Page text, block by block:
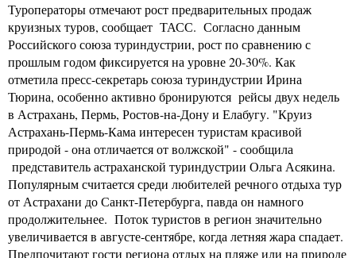
Туроператоры отмечают рост предварительных продаж
круизных туров, сообщает ТАСС. Согласно данным
Российского союза туриндустрии, рост по сравнению с
прошлым годом фиксируется на уровне 20-30%. Как
отметила пресс-секретарь союза туриндустрии Ирина
Тюрина, особенно активно бронируются рейсы двух недель
в Астрахань, Пермь, Ростов-на-Дону и Елабугу. "Круиз
Астрахань-Пермь-Кама интересен туристам красивой
природой - она отличается от волжской" - сообщила
представитель астраханской туриндустрии Ольга Асякина.
Популярным считается среди любителей речного отдыха тур
от Астрахани до Санкт-Петербурга, павда он намного
продолжительнее. Поток туристов в регион значительно
увеличивается в августе-сентябре, когда летняя жара спадает.
Предпочитают гости региона отдых на пляже или на природе